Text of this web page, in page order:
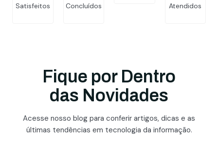
Satisfeitos
Concluídos
Atendidos
Fique por Dentro
das Novidades
Acesse nosso blog para conferir artigos, dicas e as
últimas tendências em tecnologia da informação.